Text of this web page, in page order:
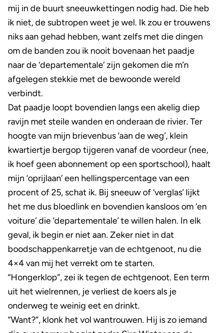
mij in de buurt sneeuwkettingen nodig had. Die heb
ik niet, de subtropen weet je wel. Ik zou er trouwens
niks aan gehad hebben, want zelfs met die dingen
om de banden zou ik nooit bovenaan het paadje
naar de ‘departementale’ zijn gekomen die m’n
afgelegen stekkie met de bewoonde wereld
verbindt.
Dat paadje loopt bovendien langs een akelig diep
ravijn met steile wanden en onderaan de rivier. Ter
hoogte van mijn brievenbus ‘aan de weg’, klein
kwartiertje bergop tijgeren vanaf de voordeur (nee,
ik hoef geen abonnement op een sportschool), haalt
mijn ‘oprijlaan’ een hellingspercentage van een
procent of 25, schat ik. Bij sneeuw of ‘verglas’ lijkt
het me dus bloedlink en bovendien kansloos om ‘en
voiture’ die ‘departementale’ te willen halen. In elk
geval, ik begin er niet aan. Zeker niet in dat
boodschappenkarretje van de echtgenoot, nu die
4×4 van mij het verrekt om te starten.
“Hongerklop”, zei ik tegen de echtgenoot. Een term
uit het wielrennen, je verliest de koers als je
onderweg te weinig eet en drinkt.
“Want?”, klonk het vol wantrouwen. Hij is zo iemand